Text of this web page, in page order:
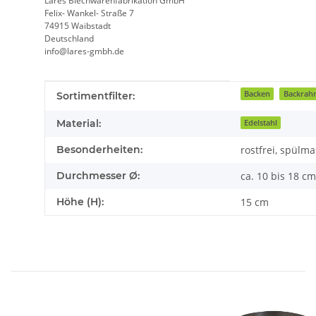
Felix- Wankel- Straße 7
74915 Waibstadt
Deutschland
info@lares-gmbh.de
Produkteigenschaft
Wert
Sortimentfilter: Backen
Material: Edelstahl
Besonderheiten: rostfrei,
Durchmesser Ø: ca. 10 bis 18 cm
Höhe (H): 15 cm